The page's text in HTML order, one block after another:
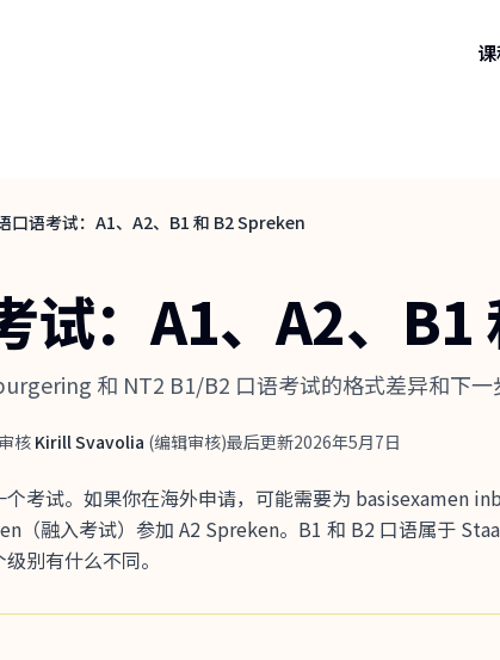
口语考试：A1、A2、B1 和 B2 Spreken
试：A1、A2、
和 NT2 B1/B2 口语考试的格式差异和下一
审核人
审核 Kirill Svavolia (编辑审核)最后更新2026年5月7日
个考试。如果你在海外申请，可能需要为 basisexamen
（融入考试）参加 A2 Spreken。B1 和 B2 口语属于
别有什么不同。